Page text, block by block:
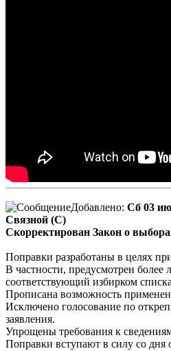
Добавлено: Сб 03
Связной (С)
Скорректирован Закон о
Поправки разработаны в целях
В частности, предусмотрен более
соответствующий избирком
Прописана возможность
Исключено голосование по
заявления.
Упрощены требования к
Поправки вступают в силу со дня